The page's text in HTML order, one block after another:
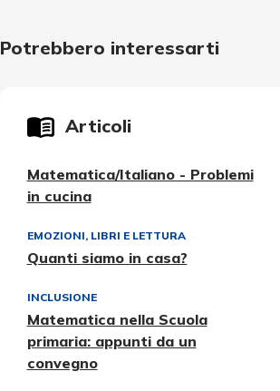
Potrebbero interessarti
Articoli
Matematica/Italiano - Problemi
in cucina
EMOZIONI, LIBRI E LETTURA
Quanti siamo in casa?
INCLUSIONE
Matematica nella Scuola
primaria: appunti da un
convegno